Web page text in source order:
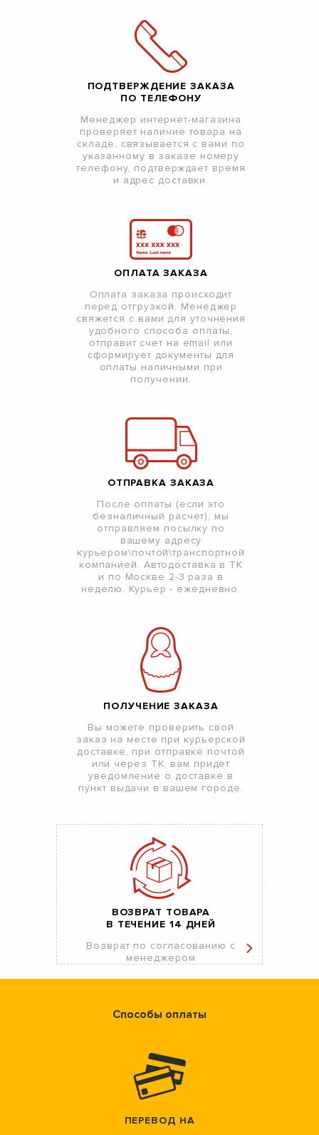
ПОДТВЕРЖДЕНИЕ ЗАКАЗА
ПО ТЕЛЕФОНУ
Менеджер интернет-магазина
проверяет наличие товара на
складе, связывается с вами по
указанному в заказе номеру
телефону, подтверждает время
и адрес доставки.
ОПЛАТА ЗАКАЗА
Оплата заказа происходит
перед отгрузкой. Менеджер
свяжется с вами для уточнения
удобного способа оплаты,
отправит счет на email или
сформирует документы для
оплаты наличными при
получении.
ОТПРАВКА ЗАКАЗА
После оплаты (если это
безналичный расчет), мы
отправляем посылку по
вашему адресу
курьером\почтой\транспортной
компанией. Автодоставка в ТК
и по Москве 2-3 раза в
неделю. Курьер - ежедневно.
ПОЛУЧЕНИЕ ЗАКАЗА
Вы можете проверить свой
заказ на месте при курьерской
доставке, при отправке почтой
или через ТК, вам придет
уведомление о доставке в
пункт выдачи в вашем городе.
ВОЗВРАТ ТОВАРА
В ТЕЧЕНИЕ 14 ДНЕЙ
Возврат по согласованию с
менеджером
Способы оплаты
ПЕРЕВОД НА